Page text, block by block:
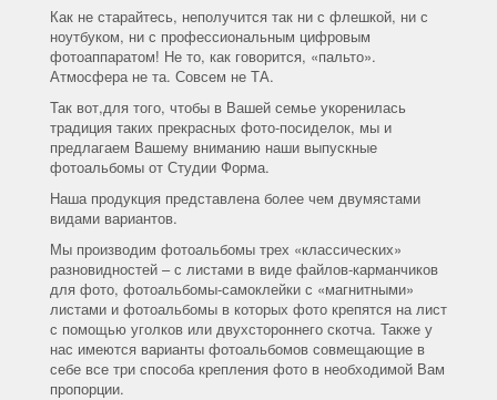
Как не старайтесь, неполучится так ни с флешкой, ни с
ноутбуком, ни с профессиональным цифровым
фотоаппаратом! Не то, как говорится, «пальто».
Атмосфера не та. Совсем не ТА.
Так вот,для того, чтобы в Вашей семье укоренилась
традиция таких прекрасных фото-посиделок, мы и
предлагаем Вашему вниманию наши выпускные
фотоальбомы от Студии Форма.
Наша продукция представлена более чем двумястами
видами вариантов.
Мы производим фотоальбомы трех «классических»
разновидностей – с листами в виде файлов-карманчиков
для фото, фотоальбомы-самоклейки с «магнитными»
листами и фотоальбомы в которых фото крепятся на лист
с помощью уголков или двухстороннего скотча. Также у
нас имеются варианты фотоальбомов совмещающие в
себе все три способа крепления фото в необходимой Вам
пропорции.